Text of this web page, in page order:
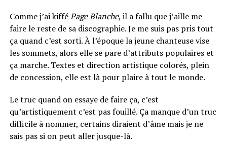
Comme j’ai kifféPage Blanche, il a fallu que j’aille me
faire le reste de sa discographie. Je me suis pas pris tout
ça quand c’est sorti. À l’époque la jeune chanteuse vise
les sommets, alors elle se pare d’attributs populaires et
ça marche. Textes et direction artistique colorés, plein
de concession, elle est là pour plaire à tout le monde.
Le truc quand on essaye de faire ça, c’est
qu’artistiquement c’est pas fouillé. Ça manque d’un truc
difficile à nommer, certains diraient d’âme mais je ne
sais pas si on peut aller jusque-là.